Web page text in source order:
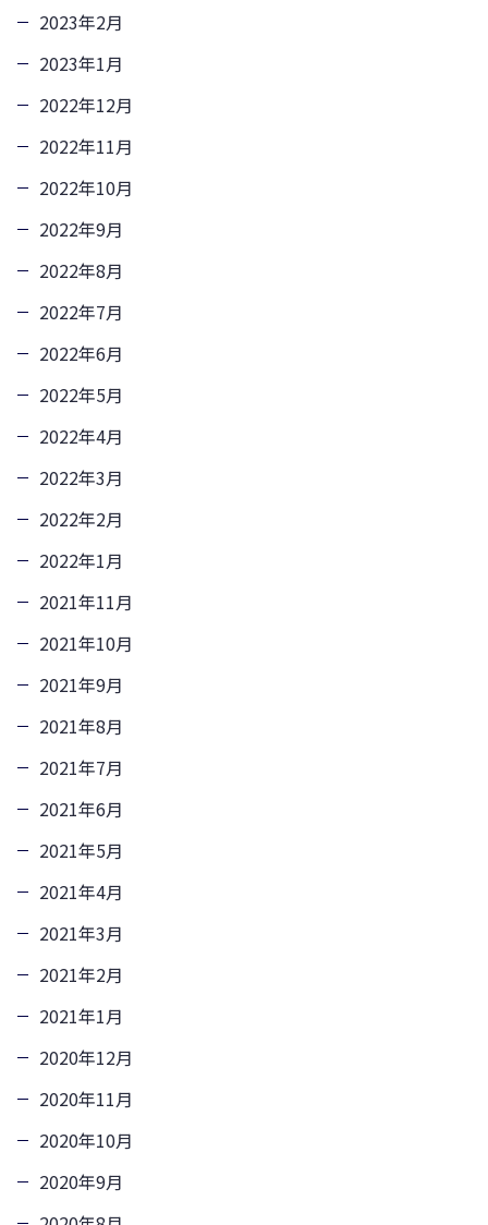
2023年2月
2023年1月
2022年12月
2022年11月
2022年10月
2022年9月
2022年8月
2022年7月
2022年6月
2022年5月
2022年4月
2022年3月
2022年2月
2022年1月
2021年11月
2021年10月
2021年9月
2021年8月
2021年7月
2021年6月
2021年5月
2021年4月
2021年3月
2021年2月
2021年1月
2020年12月
2020年11月
2020年10月
2020年9月